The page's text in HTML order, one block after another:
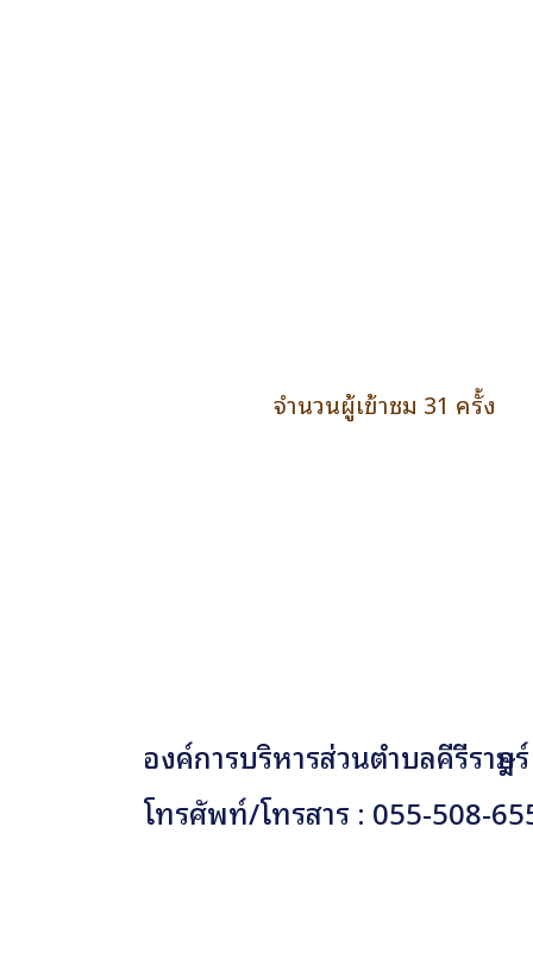
จำนวนผู้เข้าชม 31 ครั้ง
องค์การบริหารส่วนตำบลคีรีราษ
โทรศัพท์/โทรสาร : 055-508-